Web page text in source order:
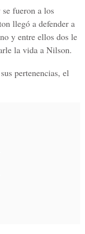
fueron a los
llegó a defender a
y entre ellos dos le
la vida a Nilson.
pertenencias, el